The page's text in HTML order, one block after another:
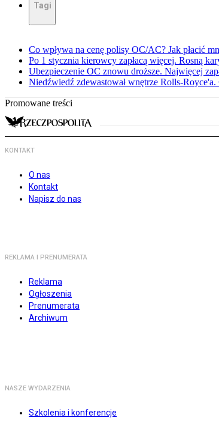
Tagi
Co wpływa na cenę polisy OC/AC? Jak płacić
Po 1 stycznia kierowcy zapłacą więcej. Rosną
Ubezpieczenie OC znowu droższe. Najwięcej
Niedźwiedź zdewastował wnętrze Rolls-
Promowane treści
KONTAKT
O nas
Kontakt
Napisz do nas
REKLAMA I PRENUMERATA
Reklama
Ogłoszenia
Prenumerata
Archiwum
NASZE WYDARZENIA
Szkolenia i konferencje